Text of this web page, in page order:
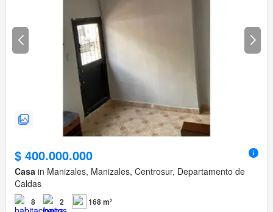
$ 400.000.000
Casa in Manizales, Manizales, Centrosur, Departamento de
Caldas
8 2 168 m²